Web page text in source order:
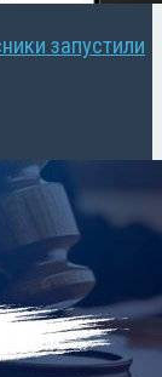
запустили